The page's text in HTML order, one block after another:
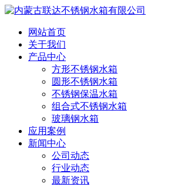
网站首页
关于我们
产品中心
方形不锈钢水箱
圆形不锈钢水箱
不锈钢保温水箱
组合式不锈钢水箱
玻璃钢水箱
应用案例
新闻中心
公司动态
行业动态
最新资讯